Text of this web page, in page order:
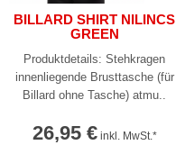
BILLARD SHIRT NILINCS
GREEN
Produktdetails: Stehkragen
innenliegende Brusttasche (für
Billard ohne Tasche) atmu..
26,95 €inkl. MwSt.*